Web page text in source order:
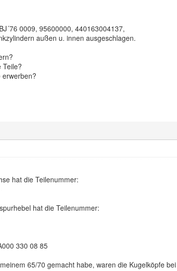
0009, 95600000, 440163004137,
außen u. innen ausgeschlagen.
Teile?
erwerben?
hat die Teilenummer:
hat die Teilenummer:
330 08 85
65/70 gemacht habe, waren die Kugelköpfe